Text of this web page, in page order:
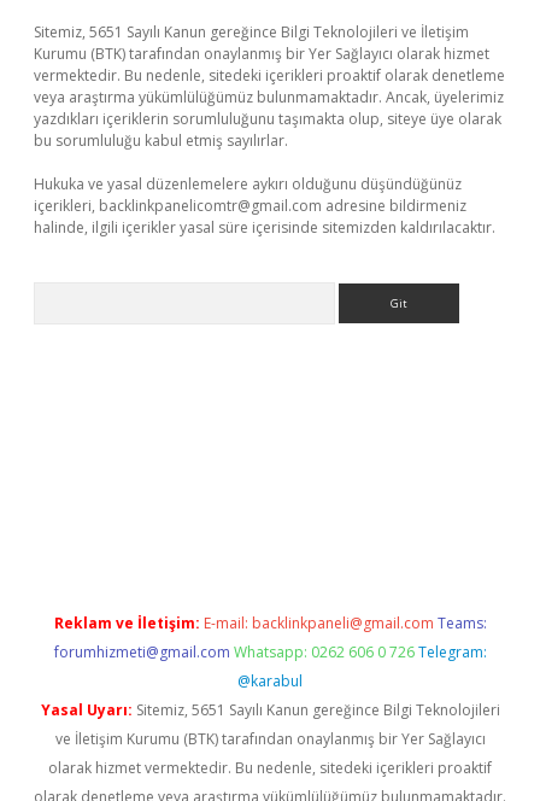
Sitemiz, 5651 Sayılı Kanun gereğince Bilgi Teknolojileri ve İletişim
Kurumu (BTK) tarafından onaylanmış bir Yer Sağlayıcı olarak hizmet
vermektedir. Bu nedenle, sitedeki içerikleri proaktif olarak denetleme
veya araştırma yükümlülüğümüz bulunmamaktadır. Ancak, üyelerimiz
yazdıkları içeriklerin sorumluluğunu taşımakta olup, siteye üye olarak
bu sorumluluğu kabul etmiş sayılırlar.
Hukuka ve yasal düzenlemelere aykırı olduğunu düşündüğünüz
içerikleri, backlinkpanelicomtr@gmail.com adresine bildirmeniz
halinde, ilgili içerikler yasal süre içerisinde sitemizden kaldırılacaktır.
Reklam ve İletişim: E-mail: backlinkpaneli@gmail.com Teams:
forumhizmeti@gmail.com Whatsapp: 0262 606 0 726 Telegram:
@karabul
Yasal Uyarı: Sitemiz, 5651 Sayılı Kanun gereğince Bilgi Teknolojileri
ve İletişim Kurumu (BTK) tarafından onaylanmış bir Yer Sağlayıcı
olarak hizmet vermektedir. Bu nedenle, sitedeki içerikleri proaktif
olarak denetleme veya araştırma yükümlülüğümüz bulunmamaktadır.